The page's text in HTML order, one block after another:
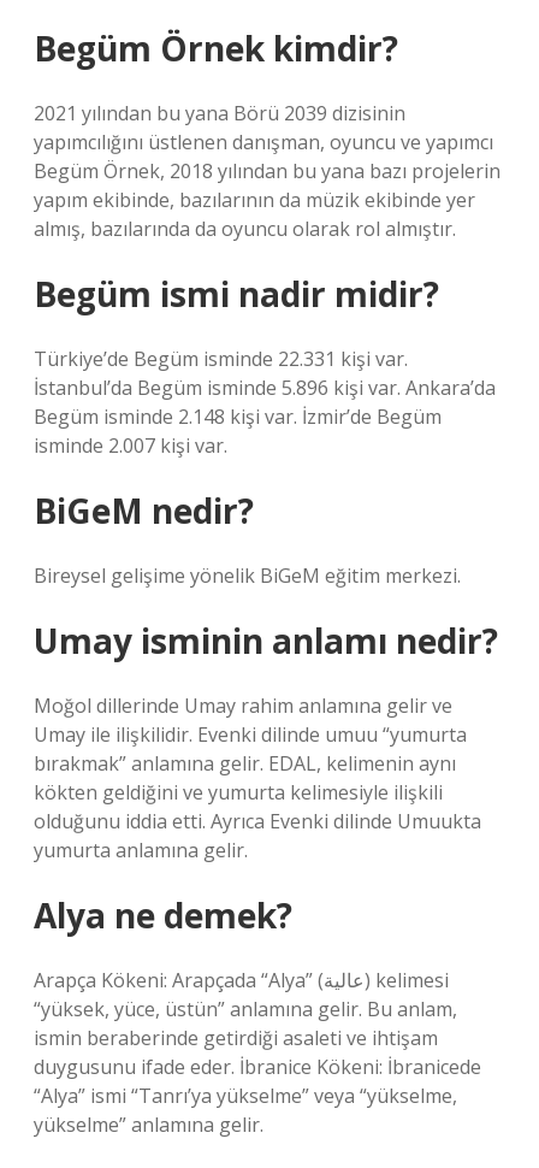
Begüm Örnek kimdir?
2021 yılından bu yana Börü 2039 dizisinin
yapımcılığını üstlenen danışman, oyuncu ve yapımcı
Begüm Örnek, 2018 yılından bu yana bazı projelerin
yapım ekibinde, bazılarının da müzik ekibinde yer
almış, bazılarında da oyuncu olarak rol almıştır.
Begüm ismi nadir midir?
Türkiye’de Begüm isminde 22.331 kişi var.
İstanbul’da Begüm isminde 5.896 kişi var. Ankara’da
Begüm isminde 2.148 kişi var. İzmir’de Begüm
isminde 2.007 kişi var.
BiGeM nedir?
Bireysel gelişime yönelik BiGeM eğitim merkezi.
Umay isminin anlamı nedir?
Moğol dillerinde Umay rahim anlamına gelir ve
Umay ile ilişkilidir. Evenki dilinde umuu “yumurta
bırakmak” anlamına gelir. EDAL, kelimenin aynı
kökten geldiğini ve yumurta kelimesiyle ilişkili
olduğunu iddia etti. Ayrıca Evenki dilinde Umuukta
yumurta anlamına gelir.
Alya ne demek?
Arapça Kökeni: Arapçada “Alya” (عالية) kelimesi
“yüksek, yüce, üstün” anlamına gelir. Bu anlam,
ismin beraberinde getirdiği asaleti ve ihtişam
duygusunu ifade eder. İbranice Kökeni: İbranicede
“Alya” ismi “Tanrı’ya yükselme” veya “yükselme,
yükselme” anlamına gelir.